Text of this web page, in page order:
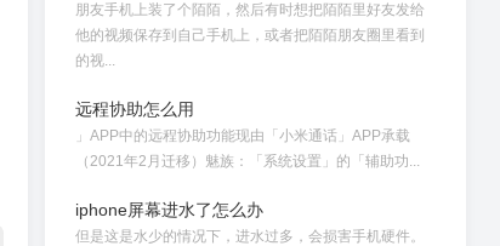
朋友手机上装了个陌陌，然后有时想把陌陌里好友发给
他的视频保存到自己手机上，或者把陌陌朋友圈里看到
的视...
远程协助怎么用
」APP中的远程协助功能现由「小米通话」APP承载
（2021年2月迁移）魅族：「系统设置」的「辅助功...
iphone屏幕进水了怎么办
但是这是水少的情况下，进水过多，会损害手机硬件。